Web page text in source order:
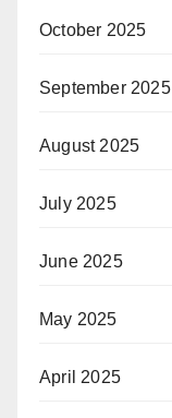
October 2025
September 2025
August 2025
July 2025
June 2025
May 2025
April 2025